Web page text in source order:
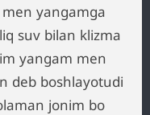
men yangamga
suv bilan klizma
yangam men
deb boshlayotudi
jonim bo